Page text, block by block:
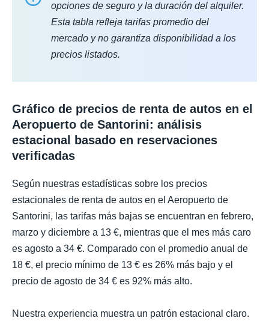
opciones de seguro y la duración del alquiler.
Esta tabla refleja tarifas promedio del
mercado y no garantiza disponibilidad a los
precios listados.
Gráfico de precios de renta de autos en el
Aeropuerto de Santorini: análisis
estacional basado en reservaciones
verificadas
Según nuestras estadísticas sobre los precios
estacionales de renta de autos en el Aeropuerto de
Santorini, las tarifas más bajas se encuentran en febrero,
marzo y diciembre a 13 €, mientras que el mes más caro
es agosto a 34 €. Comparado con el promedio anual de
18 €, el precio mínimo de 13 € es 26% más bajo y el
precio de agosto de 34 € es 92% más alto.
Nuestra experiencia muestra un patrón estacional claro.